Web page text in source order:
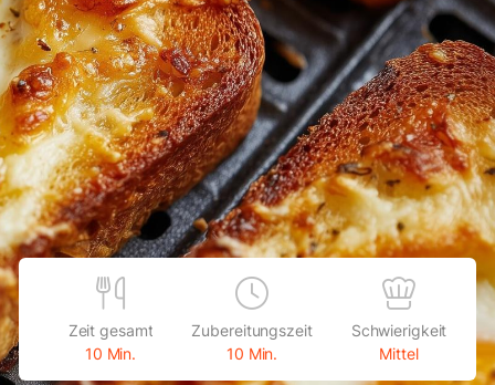
Zeit gesamt
10 Min.
Zubereitungszeit
10 Min.
Schwierigkeit
Mittel